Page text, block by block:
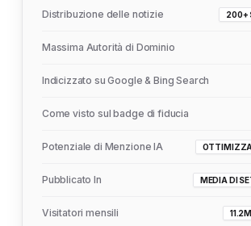
Distribuzione delle notizie 200+
Massima Autorità di Dominio
Indicizzato su Google & Bing Search
Come visto sul badge di fiducia
Potenziale di Menzione IA
Pubblicato In MEDIA DI
Visitatori mensili